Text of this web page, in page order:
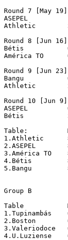
Round 7 [May 19]
ASEPEL		1-1	América TO
Athletic	3-0	Bangu		[WO]
Round 8 [Jun 16]
Bétis		0-2	ASEPEL
América TO	0-1	Athletic
Round 9 [Jun 23]
Bangu		0-3	América TO	[WO]
Athletic	2-0	Bétis
Round 10 [Jun 9]
ASEPEL		0-3	Athletic
Bétis		3-0	Bangu		[WO]
Table:		M  W  D  L  GF-GA  Pts
1.Athletic	8  7  1  0  17- 0  22   Qualified
2.ASEPEL	8  4  2  2  11- 6  14   Qualified
3.América TO	8  4  2  2  11- 4  14
4.Bétis		8  2  1  5   8-13   7
5.Bangu		8  0  0  8   0-24   0
Group B
Table		M  W  D  L  GF-GA  Pts
1.Tupinambás	6  3  2  1   9- 7  11   Qualified
2.Boston	6  2  4  0  11- 6  10   Qualified
3.Valeriodoce	6  2  2  2   8- 8   8
4.U.Luziense	6  0  2  4   7-14   2